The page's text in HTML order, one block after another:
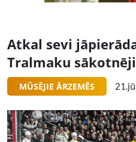
Atkal sevi
Tralmaku
MŪSĒJIE ĀRZEMĒS